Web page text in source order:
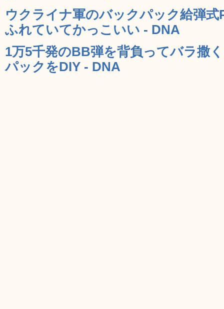
ウクライナ軍のバックパック給弾
ふれていてかっこいい - DNA
1万5千発のBB弾を背負ってバラ撒
パックをDIY - DNA